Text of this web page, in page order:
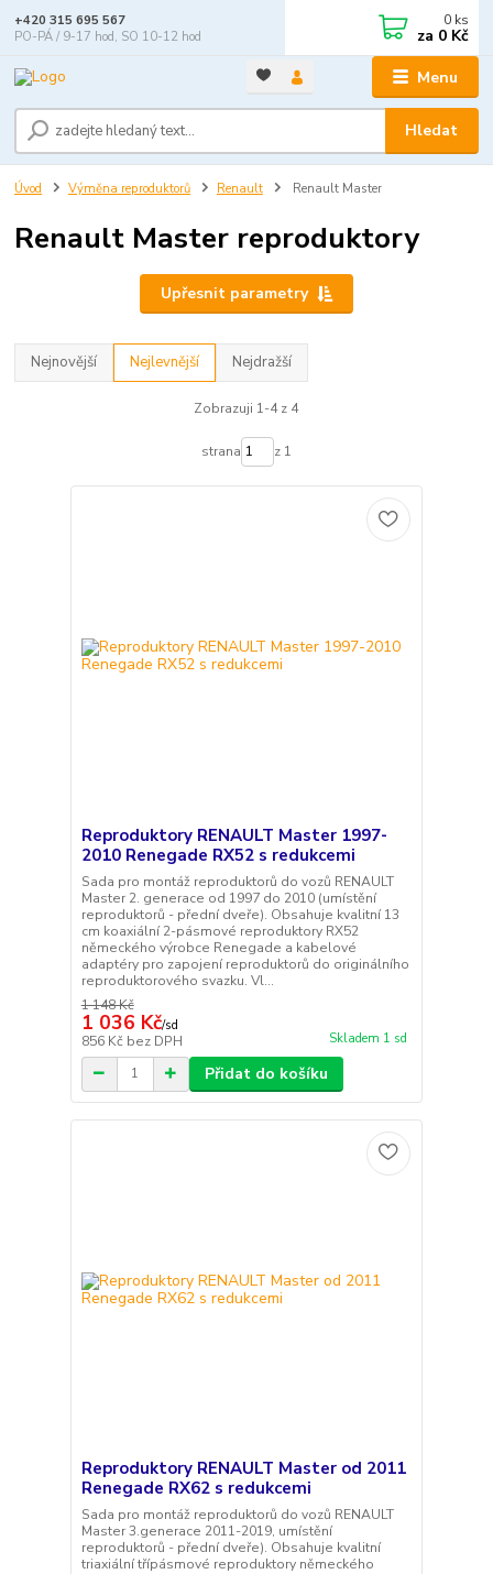
Menu
Hledat
+420 315 695 567
PO-PÁ / 9-17 hod, SO 10-12 hod
0 ks
za 0 Kč
Úvod Výměna reproduktorů Renault Renault Master
Renault Master reproduktory
Upřesnit parametry
Nejnovější Nejlevnější Nejdražší
Zobrazuji 1-4 z 4
strana z 1
Reproduktory RENAULT Master 1997-
2010 Renegade RX52 s redukcemi
Sada pro montáž reproduktorů do vozů RENAULT
Master 2. generace od 1997 do 2010 (umístění
reproduktorů - přední dveře). Obsahuje kvalitní 13
cm koaxiální 2-pásmové reproduktory RX52
německého výrobce Renegade a kabelové
adaptéry pro zapojení reproduktorů do originálního
reproduktorového svazku. Vl...
1 148 Kč
1 036 Kč/sd
856 Kč bez DPH Skladem 1 sd
Přidat do košíku
Reproduktory RENAULT Master od 2011
Renegade RX62 s redukcemi
Sada pro montáž reproduktorů do vozů RENAULT
Master 3.generace 2011-2019, umístění
reproduktorů - přední dveře). Obsahuje kvalitní
triaxiální třípásmové reproduktory německého